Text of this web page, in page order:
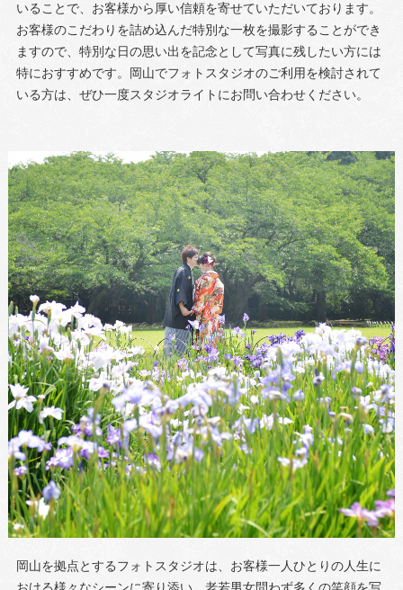
いることで、お客様から厚い信頼を寄せていただいております。
お客様のこだわりを詰め込んだ特別な一枚を撮影することができ
ますので、特別な日の思い出を記念として写真に残したい方には
特におすすめです。岡山でフォトスタジオのご利用を検討されて
いる方は、ぜひ一度スタジオライトにお問い合わせください。
岡山を拠点とするフォトスタジオは、お客様一人ひとりの人生に